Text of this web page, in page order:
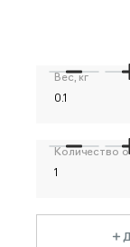
Вес, кг
Количество